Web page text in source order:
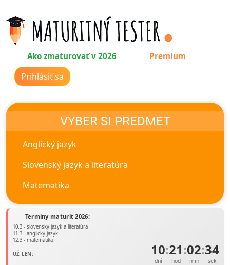
Ako zmaturovať v 2026 Premium
Prihlásiť sa
VYBER SI PREDMET
Anglický jazyk
Slovenský jazyk a literatúra
Matematika
Termíny maturít 2026:
10.3 - slovenský jazyk a literatúra
11.3 - anglický jazyk
12.3 - matematika
UŽ LEN: 10
dní
:21
hod
:02
min
:34
sek